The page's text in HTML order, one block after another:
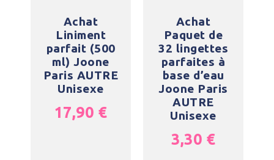
Achat
Liniment
parfait (500
ml) Joone
Paris AUTRE
Unisexe
17,90 €
Achat
Paquet de
32 lingettes
parfaites à
base d’eau
Joone Paris
AUTRE
Unisexe
3,30 €